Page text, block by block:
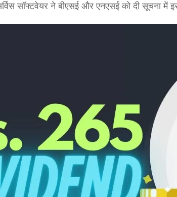
सॉफ्टवेयर ने बीएसई और एनएसई को दी सूचना में